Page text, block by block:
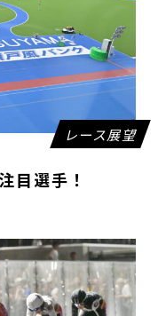
レース展望
目選手！